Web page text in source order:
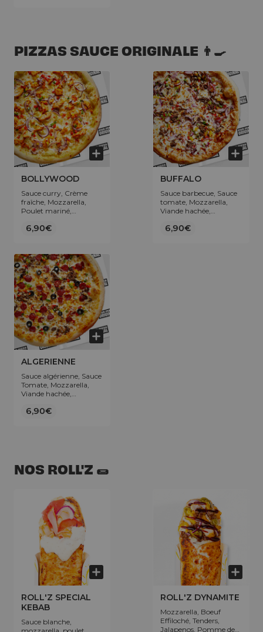
PIZZAS SAUCE ORIGINALE 👨‍🍳
BOLLYWOOD
Sauce curry, Crème
fraîche, Mozzarella,
Poulet mariné,
6,90€
BUFFALO
Sauce barbecue, Sauce
tomate, Mozzarella,
Viande hachée,
6,90€
ALGERIENNE
Sauce algérienne, Sauce
Tomate, Mozzarella,
Viande hachée,
Olives.
6,90€
NOS ROLL'Z 🌯
ROLL'Z SPECIAL
KEBAB
Sauce blanche,
ROLL'Z DYNAMITE
Mozzarella, Boeuf
Effiloché, Tenders,
Jalapenos, Pomme de